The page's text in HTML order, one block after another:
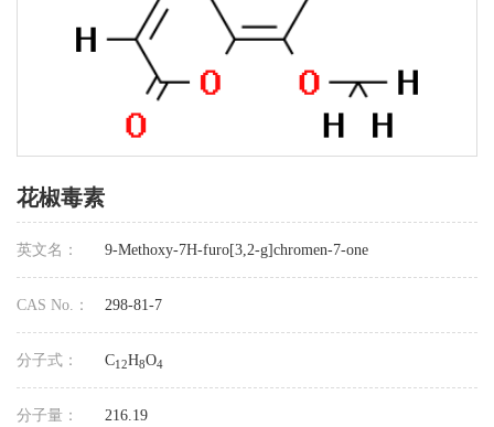
花椒毒素
英文名： 9-Methoxy-7H-furo[3,2-g]chromen-7-one
CAS No.： 298-81-7
分子式： C12H8O4
分子量： 216.19